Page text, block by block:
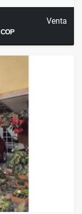
Venta
COP